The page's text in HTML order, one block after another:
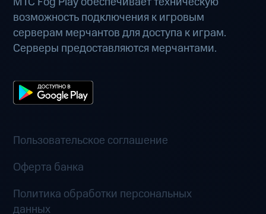
возможность подключения к игровым
серверам мерчантов для доступа к играм.
Серверы предоставляются мерчантами.
Пользовательское соглашение
Оферта банка
Политика обработки персональных
данных